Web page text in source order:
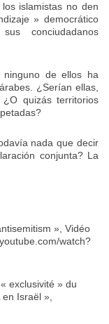
islamistas no den
» democrático
conciudadanos
de ellos ha
¿Serían ellas,
quizás territorios
nada que decir
conjunta? La
», Vidéo
watch?
exclusivité » du
Israël »,